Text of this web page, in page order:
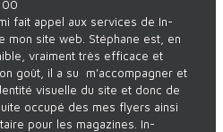
fait appel aux services de In-
mon site web. Stéphane est, en
vraiment très efficace et
goût, il a su m'accompagner et
visuelle du site et donc de
occupé des mes flyers ainsi
pour les magazines. In-